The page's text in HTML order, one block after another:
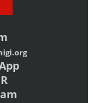
org